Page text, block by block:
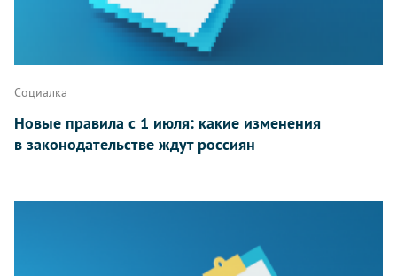
Социалка
Новые правила с 1 июля: какие изменения
в законодательстве ждут россиян